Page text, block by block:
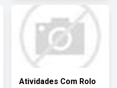
Atividades Com Rolo